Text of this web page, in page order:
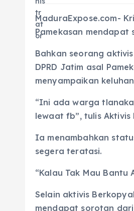
MaduraExpose.com-
Pamekasan
Bahkan seorang
DPRD Jatim asal
menyampaikan
“Ini ada warga
lewaat fb”, tulis
Ia menambahkan
segera teratasi.
“Kalau Tak Mau Bantu
Selain aktivis
mendapat sorotan dari